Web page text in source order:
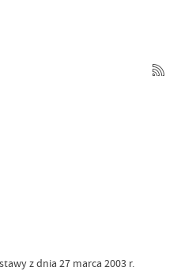
z dnia 27 marca 2003 r.